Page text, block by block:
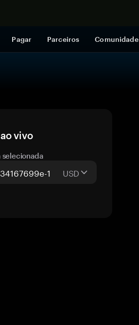
Pagar Parceiros Comunidade
vivo
selecionada
USD